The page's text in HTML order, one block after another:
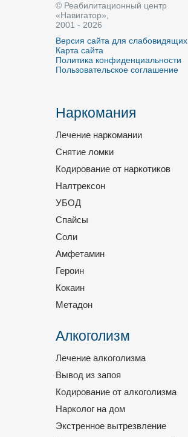
© Реабилитационный центр
«Навигатор»,
2001 - 2026
Версия сайта для слабовидящих
Карта сайта
Политика конфиденциальности
Пользовательское соглашение
Наркомания
Лечение наркомании
Снятие ломки
Кодирование от наркотиков
Налтрексон
УБОД
Спайсы
Соли
Амфетамин
Героин
Кокаин
Метадон
Алкоголизм
Лечение алкоголизма
Вывод из запоя
Кодирование от алкоголизма
Нарколог на дом
Экстренное вытрезвление